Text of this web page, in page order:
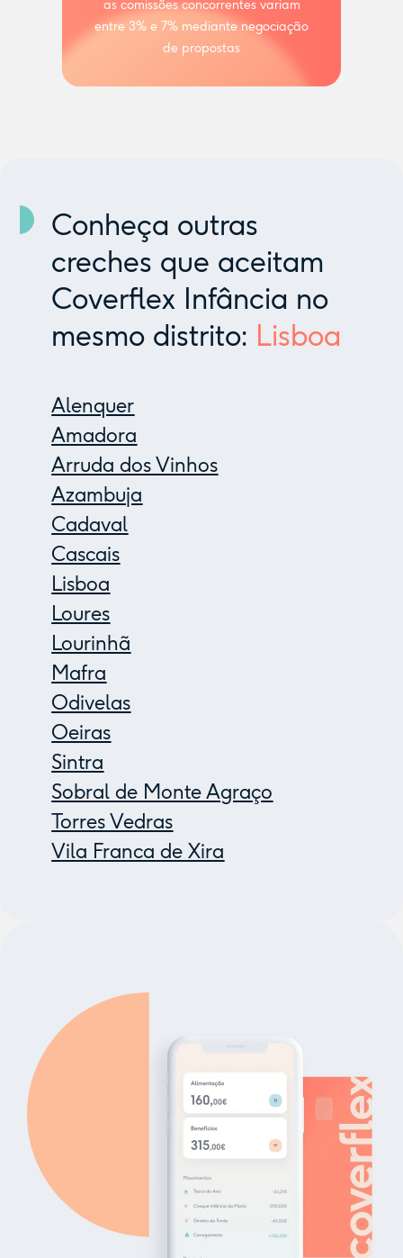
as comissões concorrentes variam
entre 3% e 7% mediante negociação
de propostas
Conheça outras
creches que aceitam
Coverflex Infância no
mesmo distrito: Lisboa
Alenquer
Amadora
Arruda dos Vinhos
Azambuja
Cadaval
Cascais
Lisboa
Loures
Lourinhã
Mafra
Odivelas
Oeiras
Sintra
Sobral de Monte Agraço
Torres Vedras
Vila Franca de Xira